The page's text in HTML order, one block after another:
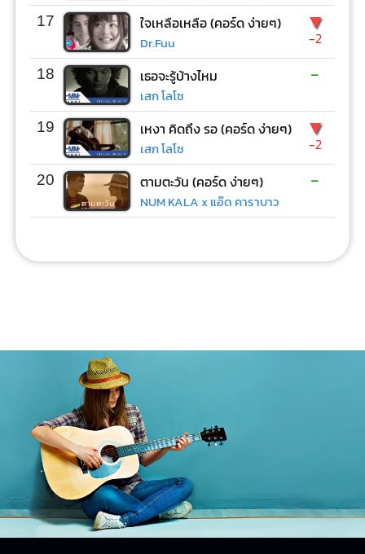
17 ใจเหลือเหลือ (คอร์ด ง่ายๆ)
Dr.Fuu
▼
-2
18 เธอจะรู้บ้างไหม
เสก โลโซ
-
19 เหงา คิดถึง รอ (คอร์ด ง่ายๆ)
เสก โลโซ
▼
-2
20 ตามตะวัน (คอร์ด ง่ายๆ)
NUM KALA x แอ๊ด คาราบาว
-